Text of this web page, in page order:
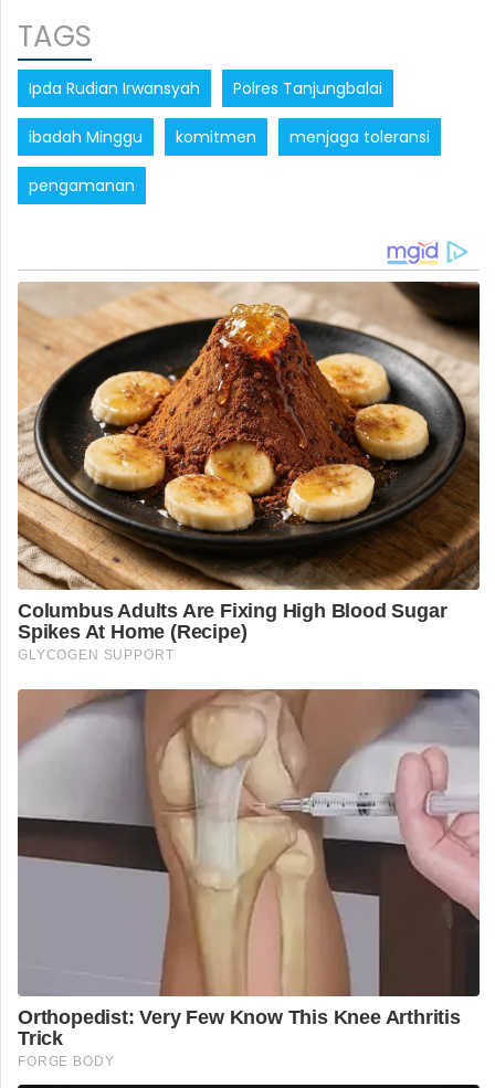
TAGS
Ipda Rudian Irwansyah Polres Tanjungbalai
ibadah Minggu komitmen menjaga toleransi
pengamanan